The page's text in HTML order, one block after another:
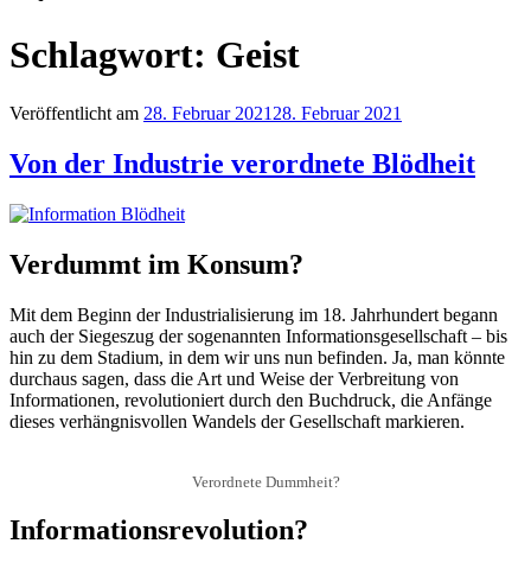
Schlagwort: Geist
Veröffentlicht am 28. Februar 2021 28. Februar 2021
Von der Industrie verordnete Blödheit
Verdummt im Konsum?
Mit dem Beginn der Industrialisierung im 18. Jahrhundert begann
auch der Siegeszug der sogenannten Informationsgesellschaft – bis
hin zu dem Stadium, in dem wir uns nun befinden. Ja, man könnte
durchaus sagen, dass die Art und Weise der Verbreitung von
Informationen, revolutioniert durch den Buchdruck, die Anfänge
dieses verhängnisvollen Wandels der Gesellschaft markieren.
Verordnete Dummheit?
Informationsrevolution?